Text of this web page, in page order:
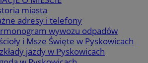
miasta
adresy i telefony
wywozu odpadów
i Msze Święte w Pyskowicach
jazdy w Pyskowicach